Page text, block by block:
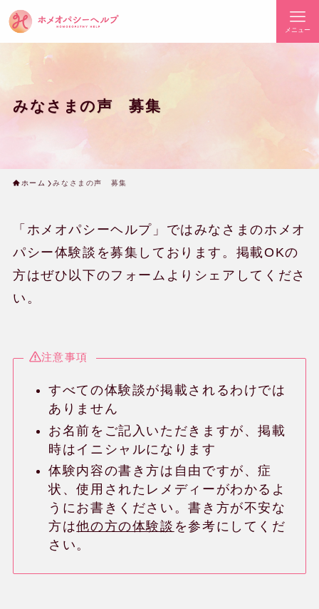
メニュー
みなさまの声 募集
ホーム みなさまの声 募集
「ホメオパシーヘルプ」ではみなさまのホメオ
パシー体験談を募集しております。掲載OKの
方はぜひ以下のフォームよりシェアしてくださ
い。
注意事項
すべての体験談が掲載されるわけでは
ありません
お名前をご記入いただきますが、掲載
時はイニシャルになります
体験内容の書き方は自由ですが、症
状、使用されたレメディーがわかるよ
うにお書きください。書き方が不安な
方は他の方の体験談 を参考にしてくだ
さい。